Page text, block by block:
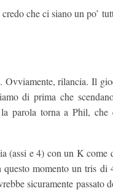
che ci siano un po’
rilancia. Il
di prima che
parola torna a Phil, che
(assi e 4) con un K come
momento un tris di
sicuramente passato